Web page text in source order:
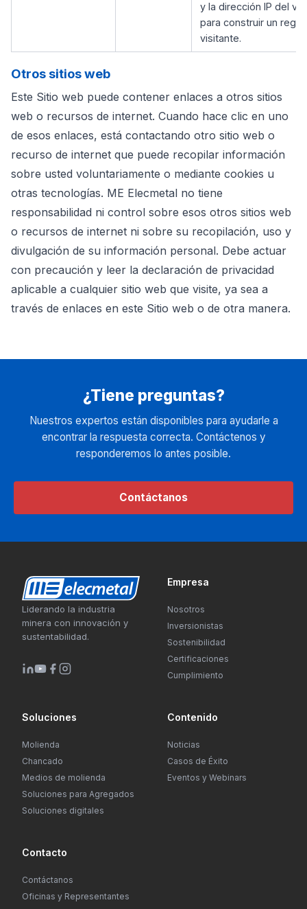
y la dirección IP del
para construir un
visitante.
Otros sitios web
Este Sitio web puede contener enlaces a otros sitios
web o recursos de internet. Cuando hace clic en uno
de esos enlaces, está contactando otro sitio web o
recurso de internet que puede recopilar información
sobre usted voluntariamente o mediante cookies u
otras tecnologías. ME Elecmetal no tiene
responsabilidad ni control sobre esos otros sitios web
o recursos de internet ni sobre su recopilación, uso y
divulgación de su información personal. Debe actuar
con precaución y leer la declaración de privacidad
aplicable a cualquier sitio web que visite, ya sea a
través de enlaces en este Sitio web o de otra manera.
¿Tiene preguntas?
Nuestros expertos están disponibles para ayudarle a
encontrar la respuesta correcta. Contáctenos y
responderemos lo antes posible.
Contáctanos
Liderando la industria
minera con innovación y
sustentabilidad.
Empresa
Nosotros
Inversionistas
Sostenibilidad
Certificaciones
Cumplimiento
Soluciones
Molienda
Chancado
Medios de molienda
Soluciones para Agregados
Soluciones digitales
Contenido
Noticias
Casos de Éxito
Eventos y Webinars
Contacto
Contáctanos
Oficinas y Representantes